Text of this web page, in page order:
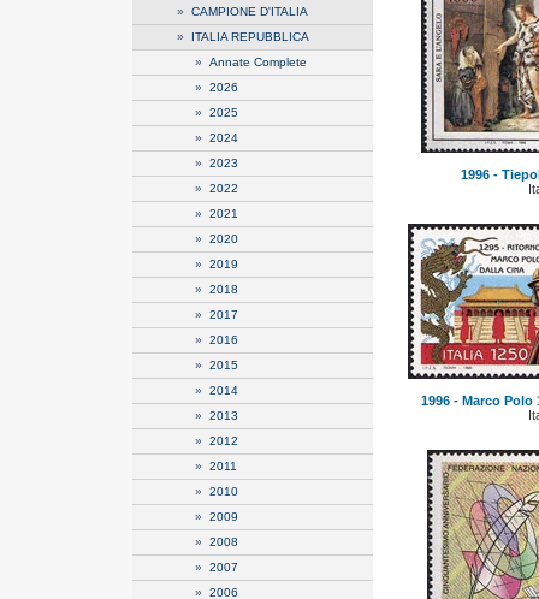
» CAMPIONE D'ITALIA
» ITALIA REPUBBLICA
» Annate Complete
» 2026
» 2025
» 2024
» 2023
» 2022
» 2021
» 2020
» 2019
» 2018
» 2017
» 2016
» 2015
» 2014
» 2013
» 2012
» 2011
» 2010
» 2009
» 2008
» 2007
» 2006
1996 -
1996 - Marco Polo